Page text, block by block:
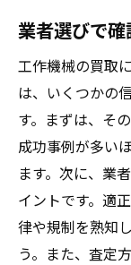
業者選びで
工作機械の買取
は、いくつかの
す。まずは、そ
成功事例が多い
ます。次に、業
イントです。適
律や規制を熟知
う。また、査定